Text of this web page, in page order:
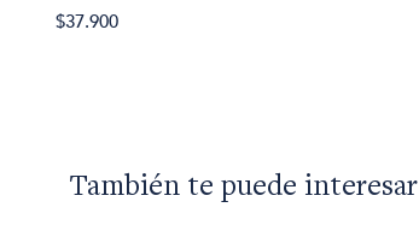
$37.900
También te puede interesar